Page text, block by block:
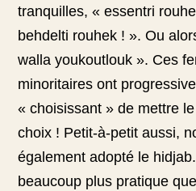
tranquilles, « essentri
behdelti rouhek ! ». Ou
walla youkoutlouk ». Ces
minoritaires ont
« choisissant » de mettre
choix ! Petit-à-petit aussi,
également adopté le
beaucoup plus pratique